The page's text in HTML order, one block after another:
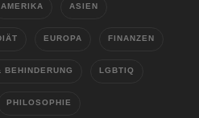
AMERIKA ASIEN
EUROPA FINANZEN
BEHINDERUNG LGBTIQ
PHILOSOPHIE